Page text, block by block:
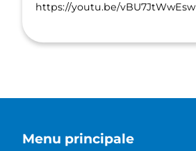
https://youtu.be/vBU7JtWwEsw
Menu principale